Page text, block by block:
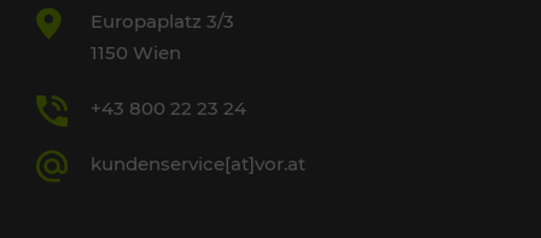
Europaplatz 3/3
1150 Wien
+43 800 22 23 24
kundenservice[at]vor.at